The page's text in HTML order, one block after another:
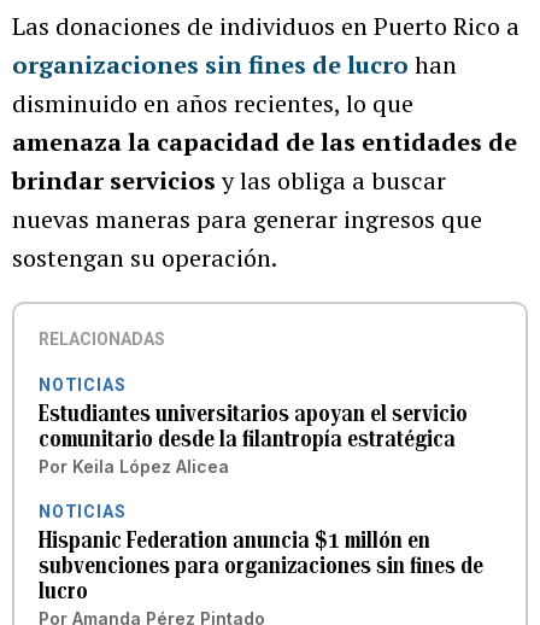
Las donaciones de individuos en Puerto Rico a
organizaciones sin fines de lucro han
disminuido en años recientes, lo que
amenaza la capacidad de las entidades de
brindar serviciosy las obliga a buscar
nuevas maneras para generar ingresos que
sostengan su operación.
RELACIONADAS
NOTICIAS
Estudiantes universitarios apoyan el servicio
comunitario desde la filantropía estratégica
Por Keila López Alicea
NOTICIAS
Hispanic Federation anuncia $1 millón en
subvenciones para organizaciones sin fines de
lucro
Por Amanda Pérez Pintado